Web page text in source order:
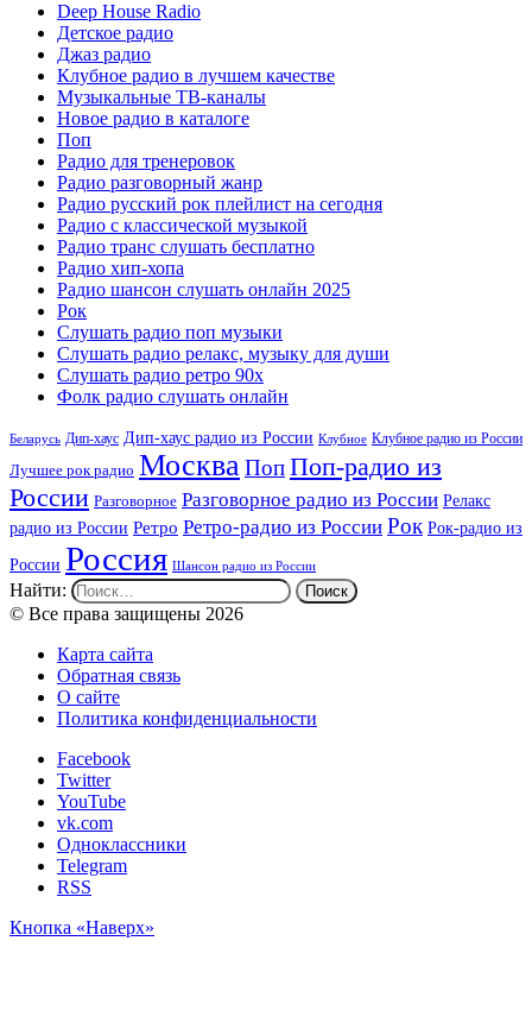
Deep House Radio
Детское радио
Джаз радио
Клубное радио в лучшем качестве
Музыкальные ТВ-каналы
Новое радио в каталоге
Поп
Радио для тренеровок
Радио разговорный жанр
Радио русский рок плейлист на сегодня
Радио с классической музыкой
Радио транс слушать бесплатно
Радио хип-хопа
Радио шансон слушать онлайн 2025
Рок
Слушать радио поп музыки
Слушать радио релакс, музыку для души
Слушать радио ретро 90х
Фолк радио слушать онлайн
Беларусь Дип-хаус Дип-хаус радио из России Клубное Клубное радио из России
Лучшее рок радио МоскваПопПоп-радио из
России Разговорное Разговорное радио из России Релакс
радио из России Ретро Ретро-радио из России Рок Рок-радио из
России Россия Шансон радио из России
Найти:
© Все права защищены 2026
Карта сайта
Обратная связь
О сайте
Политика конфиденциальности
Facebook
Twitter
YouTube
vk.com
Одноклассники
Telegram
RSS
Кнопка «Наверх»